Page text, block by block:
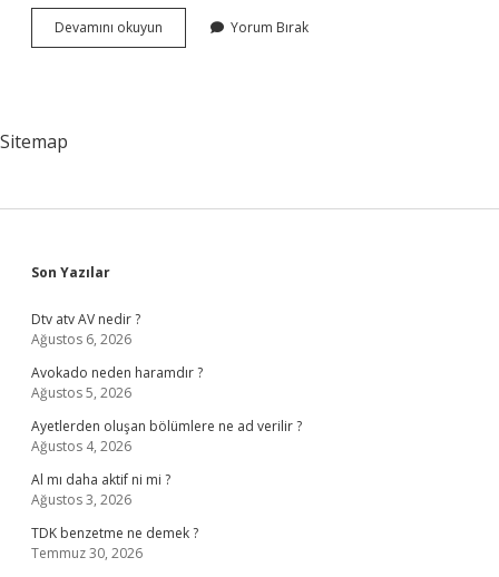
Devamını okuyun
Kac
Yorum Bırak
Sitemap
Sidebar
Son Yazılar
Dtv atv AV nedir ?
Ağustos 6, 2026
Avokado neden haramdır ?
Ağustos 5, 2026
Ayetlerden oluşan bölümlere ne ad verilir ?
Ağustos 4, 2026
Al mı daha aktif ni mi ?
Ağustos 3, 2026
TDK benzetme ne demek ?
Temmuz 30, 2026